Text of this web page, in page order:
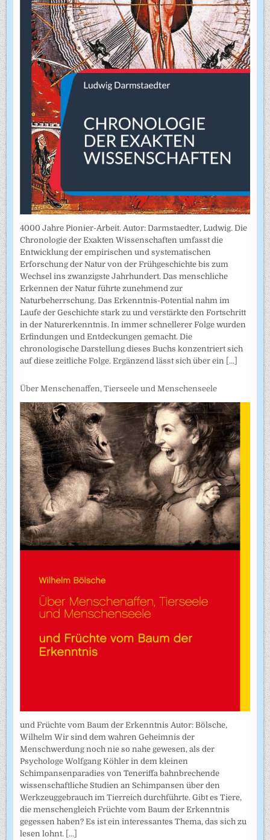
4000 Jahre Pionier-Arbeit. Autor: Darmstaedter, Ludwig. Die
Chronologie der Exakten Wissenschaften umfasst die
Entwicklung der empirischen und systematischen
Erforschung der Natur von der Frühgeschichte bis zum
Wechsel ins zwanzigste Jahrhundert. Das menschliche
Erkennen der Natur führte zunehmend zur
Naturbeherrschung. Das Erkenntnis-Potential nahm im
Laufe der Geschichte stark zu und verstärkte den Fortschritt
in der Naturerkenntnis. In immer schnellerer Folge wurden
Erfindungen und Entdeckungen gemacht. Die
chronologische Darstellung dieses Buchs konzentriert sich
auf diese zeitliche Folge. Ergänzend lässt sich über ein [...]
Über Menschenaffen, Tierseele und Menschenseele
und Früchte vom Baum der Erkenntnis Autor: Bölsche,
Wilhelm Wir sind dem wahren Geheimnis der
Menschwerdung noch nie so nahe gewesen, als der
Psychologe Wolfgang Köhler in dem kleinen
Schimpansenparadies von Teneriffa bahnbrechende
wissenschaftliche Studien an Schimpansen über den
Werkzeuggebrauch im Tierreich durchführte. Gibt es Tiere,
die menschengleich Früchte vom Baum der Erkenntnis
gegessen haben? Es ist ein interessantes Thema, das sich zu
lesen lohnt. [...]